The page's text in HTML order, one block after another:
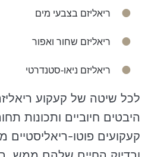
ריאליזם בצבעי מים
ריאליזם שחור ואפור
ריאליזם ניאו-סטנדרטי
לכל שיטה של קעקוע
היבטים חיוביים ותכונות
קעקועים פוטו-ריאליסטיים